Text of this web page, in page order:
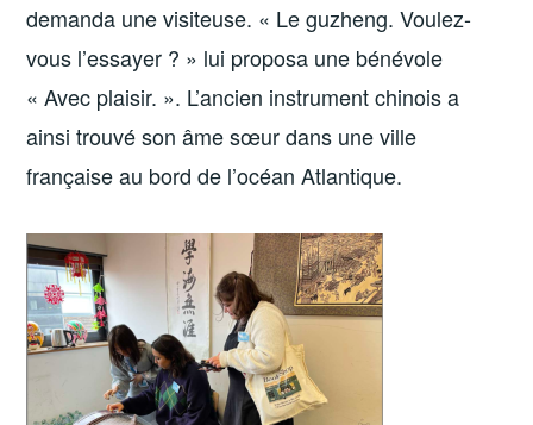
demanda une visiteuse. « Le guzheng. Voulez-
vous l’essayer ? » lui proposa une bénévole
« Avec plaisir. ». L’ancien instrument chinois a
ainsi trouvé son âme sœur dans une ville
française au bord de l’océan Atlantique.